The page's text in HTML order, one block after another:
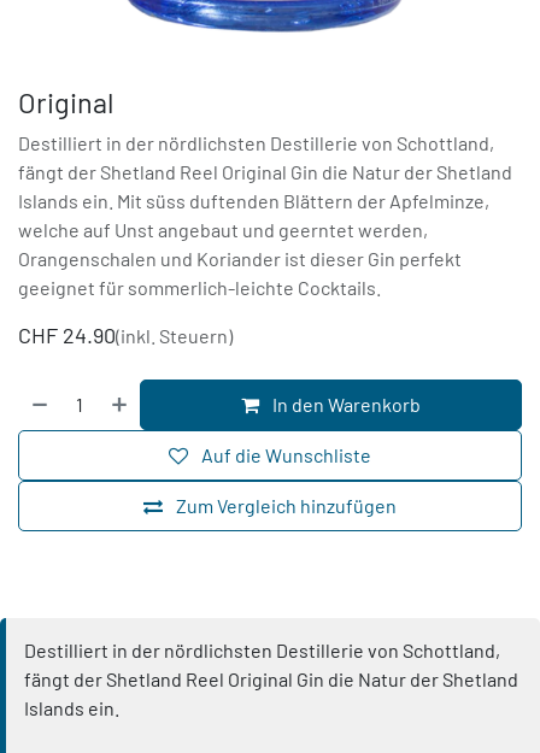
Original
Destilliert in der nördlichsten Destillerie von Schottland,
fängt der Shetland Reel Original Gin die Natur der Shetland
Islands ein. Mit süss duftenden Blättern der Apfelminze,
welche auf Unst angebaut und geerntet werden,
Orangenschalen und Koriander ist dieser Gin perfekt
geeignet für sommerlich-leichte Cocktails.
CHF 24.90(inkl. Steuern)
In den Warenkorb
Zum Vergleich hinzufügen
Auf die Wunschliste
Destilliert in der nördlichsten Destillerie von Schottland,
fängt der Shetland Reel Original Gin die Natur der Shetland
Islands ein.